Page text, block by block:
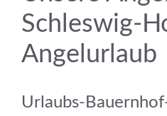
Schleswig-
Angelurlaub
Urlaubs-